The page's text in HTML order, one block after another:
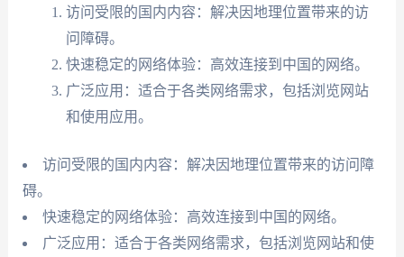
访问受限的国内内容：解决因地理位置带来的访
问障碍。
快速稳定的网络体验：高效连接到中国的网络。
广泛应用：适合于各类网络需求，包括浏览网站
和使用应用。
访问受限的国内内容：解决因地理位置带来的访问障
碍。
快速稳定的网络体验：高效连接到中国的网络。
广泛应用：适合于各类网络需求，包括浏览网站和使